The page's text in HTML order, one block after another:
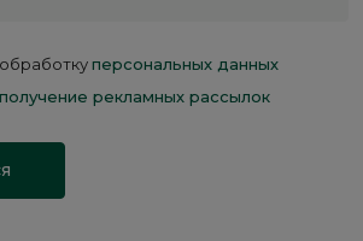
персональных данных
получение рекламных рассылок